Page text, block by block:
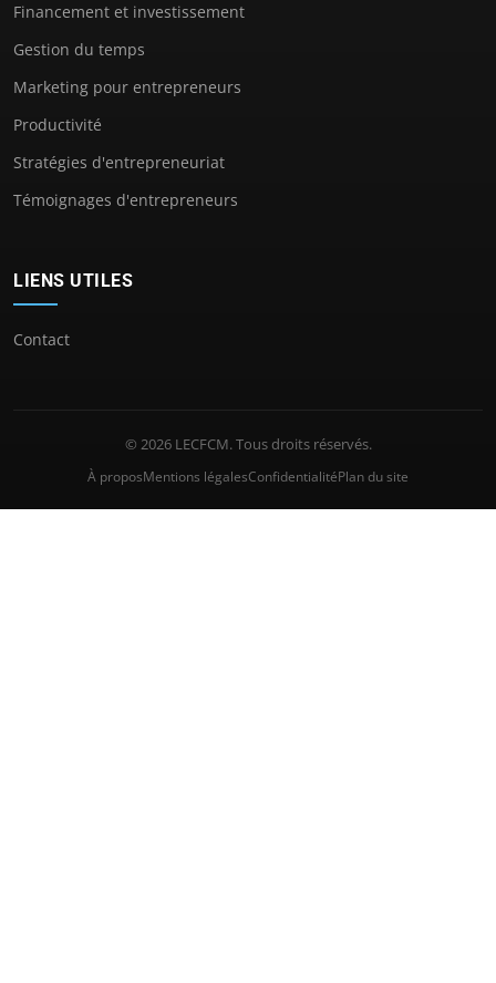
Financement et investissement
Gestion du temps
Marketing pour entrepreneurs
Productivité
Stratégies d'entrepreneuriat
Témoignages d'entrepreneurs
LIENS UTILES
Contact
© 2026 LECFCM. Tous droits réservés.
À proposMentions légalesConfidentialitéPlan du site